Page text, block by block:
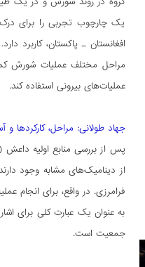
یک چارچوب تجربی را برای
افغانستان ـ پاکستان،
مراحل مختلف عملیات شورش
عملیات‌های بیرونی استفاده کند.
جهاد طولانی: مراحل،
پس از بررسی منابع اولیه
از دینامیک‌های مشابه وجود
فرامرزی. در واقع، برای انجام
به عنوان یک عبارت کلی برای
جمعیت است.